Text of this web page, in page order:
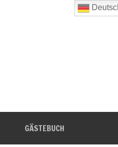
GÄSTEBUCH